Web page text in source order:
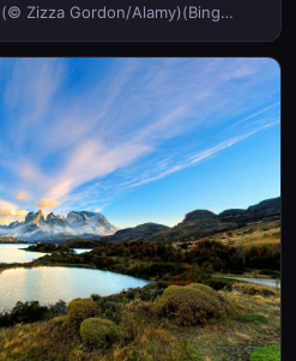
Zizza Gordon/Alamy)(Bing